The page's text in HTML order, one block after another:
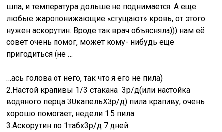
шпа, и температура дольше не поднимается. А еще
любые жаропонижающие «сгущают» кровь, от этого
нужен аскорутин. Вроде так врач объясняла))) нам её
совет очень помог, может кому- нибудь ещё
пригодиться (не …
…ась голова от него, так что я его не пила)
2.Настой крапивы 1/3 стакана 3р/д(или настойка
водяного перца 30капельХ3р/д) пила крапиву, очень
хорошо помогает, недели 1.5 пила.
3.Аскорутин по 1табх3р/д 7 дней